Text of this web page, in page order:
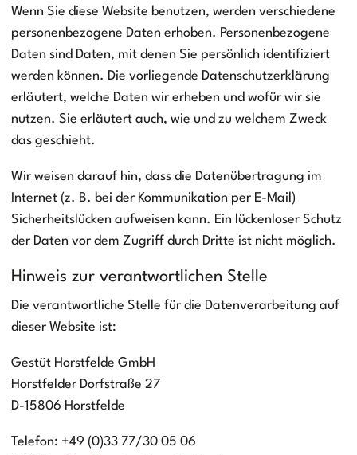
Wenn Sie diese Website benutzen, werden verschiedene
personenbezogene Daten erhoben. Personenbezogene
Daten sind Daten, mit denen Sie persönlich identifiziert
werden können. Die vorliegende Datenschutzerklärung
erläutert, welche Daten wir erheben und wofür wir sie
nutzen. Sie erläutert auch, wie und zu welchem Zweck
das geschieht.
Wir weisen darauf hin, dass die Datenübertragung im
Internet (z. B. bei der Kommunikation per E-Mail)
Sicherheitslücken aufweisen kann. Ein lückenloser Schutz
der Daten vor dem Zugriff durch Dritte ist nicht möglich.
Hinweis zur verantwortlichen Stelle
Die verantwortliche Stelle für die Datenverarbeitung auf
dieser Website ist:
Gestüt Horstfelde GmbH
Horstfelder Dorfstraße 27
D-15806 Horstfelde
Telefon: +49 (0)33 77/30 05 06